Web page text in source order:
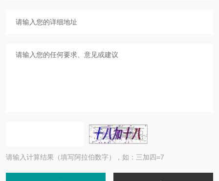
请输入计算结果（填写阿拉伯数字），如：三加四=7